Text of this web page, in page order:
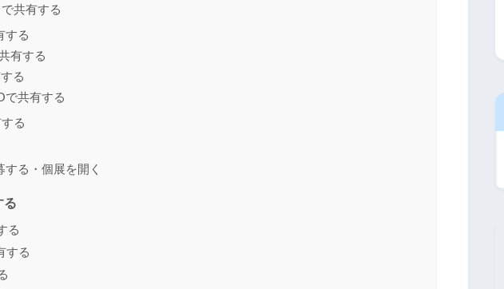
共有する
する
有する
る
で共有する
る
する・個展を開く
る
る
する